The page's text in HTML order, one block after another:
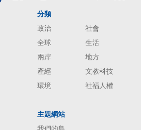
分類
政治
社會
全球
生活
兩岸
地方
產經
文教科技
環境
社福人權
主題網站
我們的島